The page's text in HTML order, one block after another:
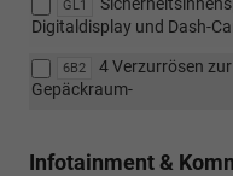
GL1
Digitaldisplay und Dash-
6B2
4 Verzurrösen
Gepäckraum-
Infotainment &